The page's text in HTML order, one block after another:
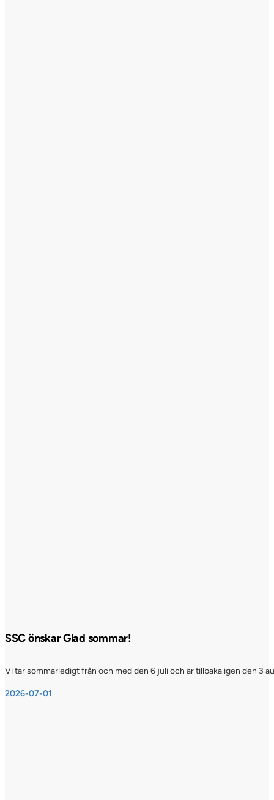
SSC önskar Glad sommar!
Vi tar sommarledigt från och med den 6 juli och är tillbaka igen den 3
2026-07-01